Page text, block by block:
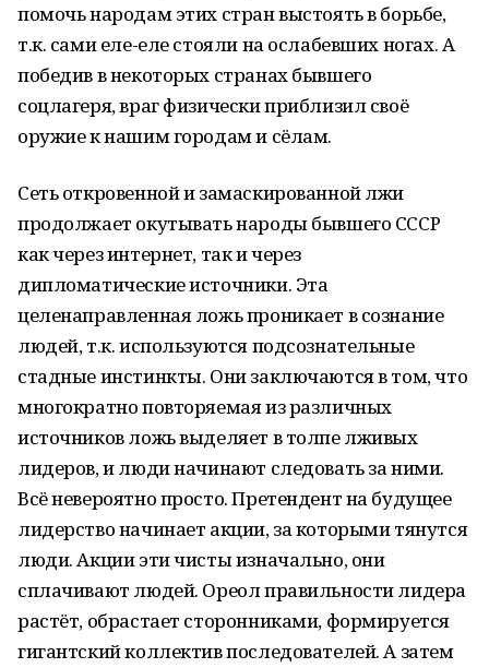
помочь народам этих стран выстоять в борьбе,
т.к. сами еле-еле стояли на ослабевших ногах. А
победив в некоторых странах бывшего
соцлагеря, враг физически приблизил своё
оружие к нашим городам и сёлам.
Сеть откровенной и замаскированной лжи
продолжает окутывать народы бывшего СССР
как через интернет, так и через
дипломатические источники. Эта
целенаправленная ложь проникает в сознание
людей, т.к. используются подсознательные
стадные инстинкты. Они заключаются в том, что
многократно повторяемая из различных
источников ложь выделяет в толпе лживых
лидеров, и люди начинают следовать за ними.
Всё невероятно просто. Претендент на будущее
лидерство начинает акции, за которыми тянутся
люди. Акции эти чисты изначально, они
сплачивают людей. Ореол правильности лидера
растёт, обрастает сторонниками, формируется
гигантский коллектив последователей. А затем